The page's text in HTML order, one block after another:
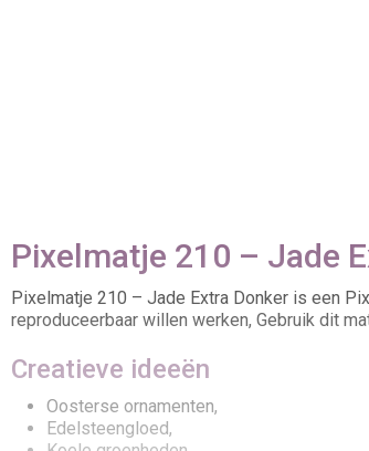
Pixelmatje 210 – Jade
Pixelmatje 210 – Jade Extra Donker is een
reproduceerbaar willen werken, Gebruik dit
Creatieve ideeën
Oosterse ornamenten,
Edelsteengloed,